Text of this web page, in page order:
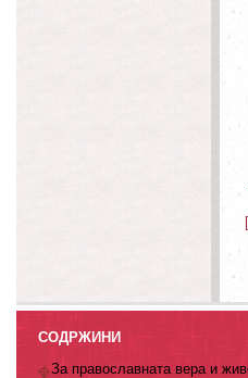
СОДРЖИНИ
За православната вера и